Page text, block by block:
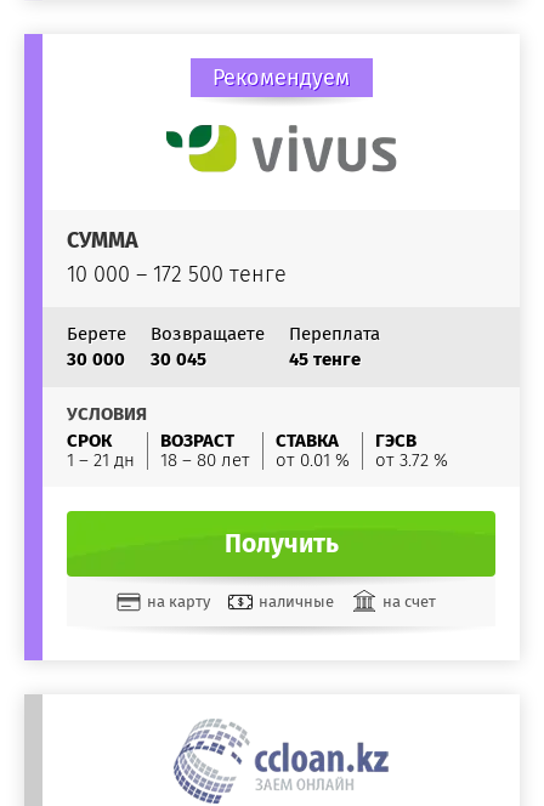
Рекомендуем
СУММА
10 000 – 172 500 тенге
Берете
30 000
Возвращаете
30 045
Переплата
45 тенге
УСЛОВИЯ
СРОК
1 – 21 дн
ВОЗРАСТ
18 – 80 лет
СТАВКА
от 0.01 %
ГЭСВ
от 3.72 %
Получить
на карту наличные на счет